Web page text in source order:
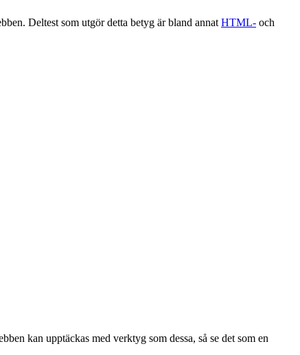
Deltest som utgör detta betyg är bland annat HTML- och
kan upptäckas med verktyg som dessa, så se det som en